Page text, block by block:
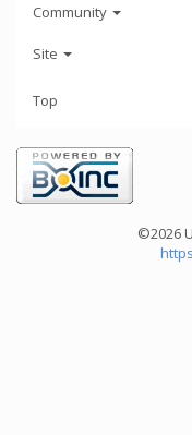
Community
Site
Top
©2026